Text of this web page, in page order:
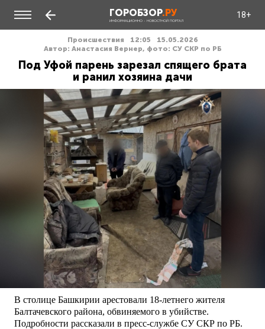
ГОРОБЗОР.РУ
ИНФОРМАЦИОННО - НОВОСТНОЙ ПОРТАЛ
18+
Происшествия 12:05
15.05.2026
Автор: Анастасия Вернер, фото: СУ СКР по РБ
Под Уфой парень зарезал спящего брата
и ранил хозяина дачи
В столице Башкирии арестовали 18-летнего жителя
Балтачевского района, обвиняемого в убийстве.
Подробности рассказали в пресс-службе СУ СКР по РБ.